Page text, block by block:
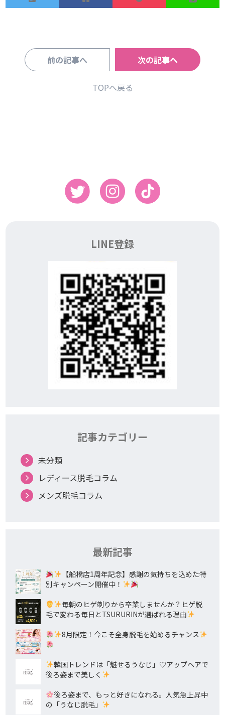
前の記事へ 次の記事へ
TOPへ戻る
LINE登録
記事カテゴリー
未分類
レディース脱毛コラム
メンズ脱毛コラム
最新記事
【船橋店1周年記念】感謝の気持ちを込めた特
別キャンペーン開催中！
毎朝のヒゲ剃りから卒業しませんか？ヒゲ脱
毛で変わる毎日とTSURURINが選ばれる理由
8月限定！今こそ全身脱毛を始めるチャンス
韓国トレンドは「魅せるうなじ」♡アップヘアで
後ろ姿まで美しく
後ろ姿まで、もっと好きになれる。人気急上昇中
の「うなじ脱毛」